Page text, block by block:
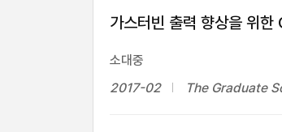
가스터빈 출력 향상을 위
소대중
2017-02
The Graduate